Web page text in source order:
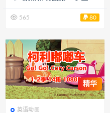
百度网盘下载 EA40469
565 80
精华
英语动画